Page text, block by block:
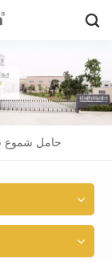
حامل شموع